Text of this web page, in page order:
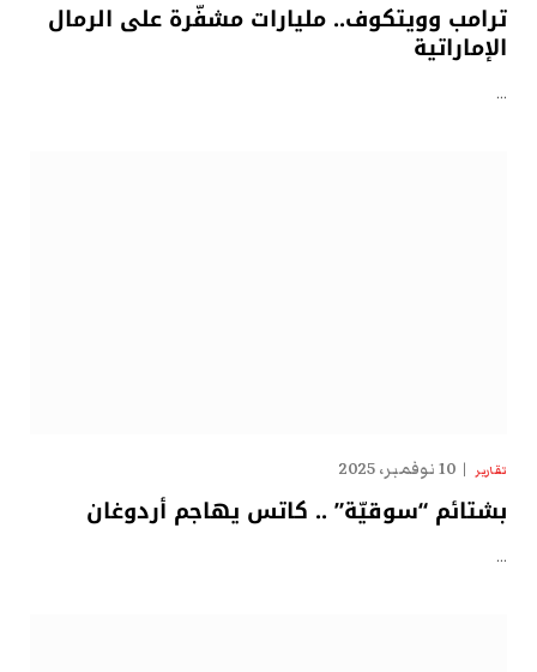
ترامب وويتكوف.. مليارات مشفّرة على الرمال
الإماراتية
…
تقارير 10 نوفمبر، 2025
بشتائم “سوقيّة” .. كاتس يهاجم أردوغان
…